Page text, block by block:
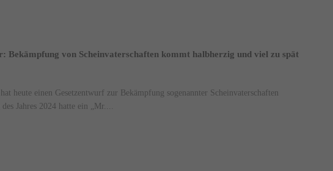
Bekämpfung von Scheinvaterschaften kommt halbherzig und viel zu spät
heute einen Gesetzentwurf zur Bekämpfung sogenannter Scheinvaterschaften
Jahres 2024 hatte ein „Mr....